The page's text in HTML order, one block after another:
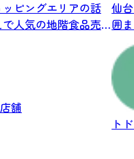
ピングエリアの話
人気の地階食品売
店舗
仙
囲
で
ト